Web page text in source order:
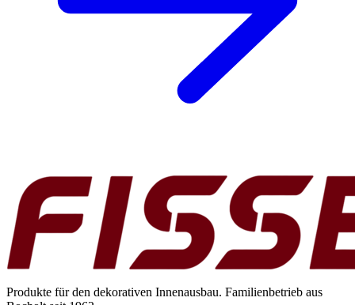
Produkte für den dekorativen Innenausbau. Familienbetrieb aus